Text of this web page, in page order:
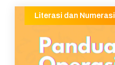
Literasi dan Numerasi